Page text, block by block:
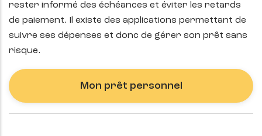
rester informé des échéances et éviter les retards
de paiement. Il existe des applications permettant de
suivre ses dépenses et donc de gérer son prêt sans
risque.
Mon prêt personnel